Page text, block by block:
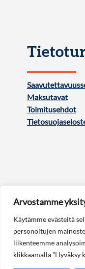
Arvostamme
Käytämme evästeitä
personoitujen
liikenteemme
klikkaamalla ”Hyväksy
Maksutavat
Toimitusehdot